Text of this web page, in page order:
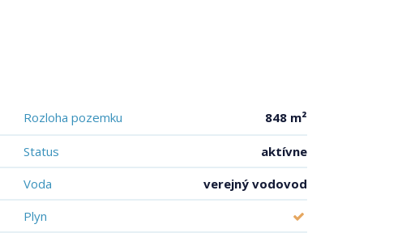
Rozloha pozemku 848 m²
Status
aktívne
Voda
verejný vodovod
Plyn